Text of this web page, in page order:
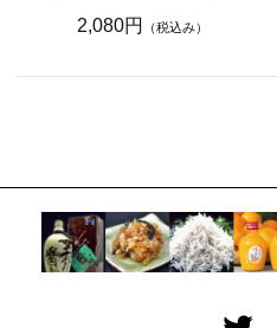
2,080円
（税込み）